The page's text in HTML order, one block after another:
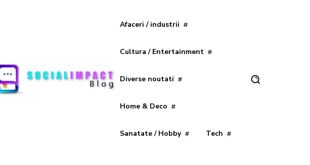
Afaceri / industrii
Cultura / Entertainment
Diverse noutati
Home & Deco
Sanatate / Hobby Tech